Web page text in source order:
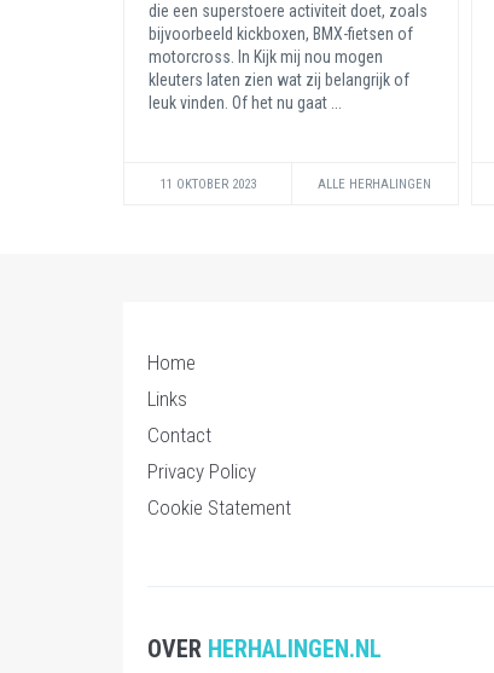
die een superstoere activiteit doet, zoals
bijvoorbeeld kickboxen, BMX-fietsen of
motorcross. In Kijk mij nou mogen
kleuters laten zien wat zij belangrijk of
leuk vinden. Of het nu gaat ...
11 OKTOBER 2023 ALLE HERHALINGEN
Home
Links
Contact
Privacy Policy
Cookie Statement
OVER HERHALINGEN.NL